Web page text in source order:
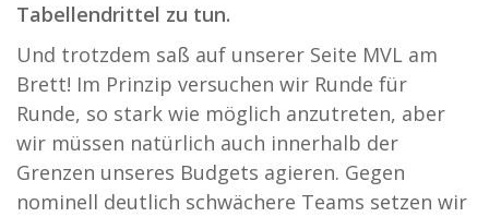
Tabellendrittel zu tun.
Und trotzdem saß auf unserer Seite MVL am
Brett! Im Prinzip versuchen wir Runde für
Runde, so stark wie möglich anzutreten, aber
wir müssen natürlich auch innerhalb der
Grenzen unseres Budgets agieren. Gegen
nominell deutlich schwächere Teams setzen wir